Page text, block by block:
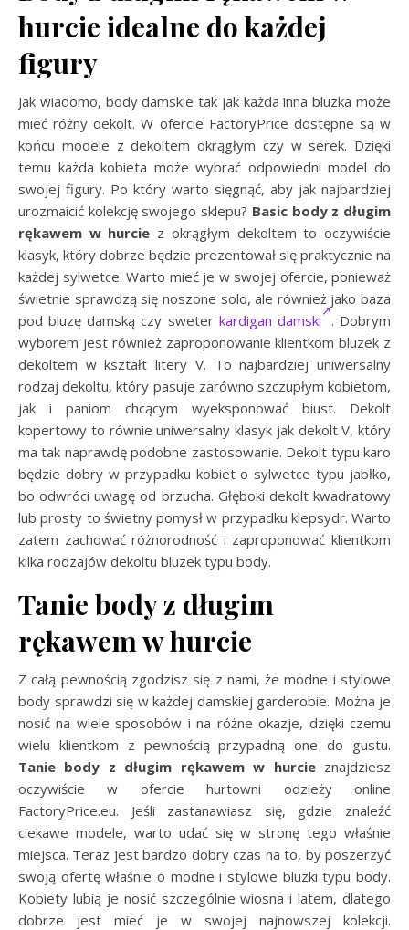
hurcie idealne do każdej
figury
Jak wiadomo, body damskie tak jak każda inna bluzka może
mieć różny dekolt. W ofercie FactoryPrice dostępne są w
końcu modele z dekoltem okrągłym czy w serek. Dzięki
temu każda kobieta może wybrać odpowiedni model do
swojej figury. Po który warto sięgnąć, aby jak najbardziej
urozmaicić kolekcję swojego sklepu? Basic body z długim
rękawem w hurcie z okrągłym dekoltem to oczywiście
klasyk, który dobrze będzie prezentował się praktycznie na
każdej sylwetce. Warto mieć je w swojej ofercie, ponieważ
świetnie sprawdzą się noszone solo, ale również jako baza
pod bluzę damską czy sweter kardigan damski
. Dobrym
wyborem jest również zaproponowanie klientkom bluzek z
dekoltem w kształt litery V. To najbardziej uniwersalny
rodzaj dekoltu, który pasuje zarówno szczupłym kobietom,
jak i paniom chcącym wyeksponować biust. Dekolt
kopertowy to równie uniwersalny klasyk jak dekolt V, który
ma tak naprawdę podobne zastosowanie. Dekolt typu karo
będzie dobry w przypadku kobiet o sylwetce typu jabłko,
bo odwróci uwagę od brzucha. Głęboki dekolt kwadratowy
lub prosty to świetny pomysł w przypadku klepsydr. Warto
zatem zachować różnorodność i zaproponować klientkom
kilka rodzajów dekoltu bluzek typu body.
Tanie body z długim
rękawem w hurcie
Z całą pewnością zgodzisz się z nami, że modne i stylowe
body sprawdzi się w każdej damskiej garderobie. Można je
nosić na wiele sposobów i na różne okazje, dzięki czemu
wielu klientkom z pewnością przypadną one do gustu.
Tanie body z długim rękawem w hurcieznajdziesz
oczywiście w ofercie hurtowni odzieży online
FactoryPrice.eu. Jeśli zastanawiasz się, gdzie znaleźć
ciekawe modele, warto udać się w stronę tego właśnie
miejsca. Teraz jest bardzo dobry czas na to, by poszerzyć
swoją ofertę właśnie o modne i stylowe bluzki typu body.
Kobiety lubią je nosić szczególnie wiosna i latem, dlatego
dobrze jest mieć je w swojej najnowszej kolekcji.